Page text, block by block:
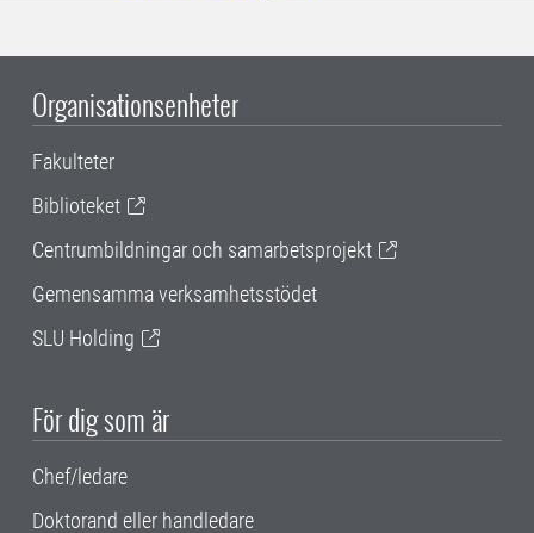
Organisationsenheter
Fakulteter
Biblioteket
Centrumbildningar och samarbetsprojekt
Gemensamma verksamhetsstödet
SLU Holding
För dig som är
Chef/ledare
Doktorand eller handledare